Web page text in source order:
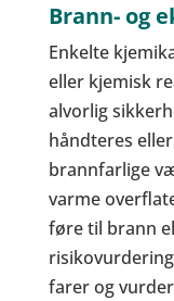
Brann- og
Enkelte
eller kjemisk
alvorlig
håndteres
brannfarlige
varme
føre til brann
farer og